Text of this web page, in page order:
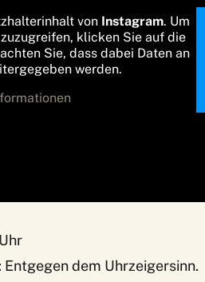
von Instagram. Um
klicken Sie auf die
Sie, dass dabei Daten an
werden.
: Entgegen dem Uhrzeigersinn.